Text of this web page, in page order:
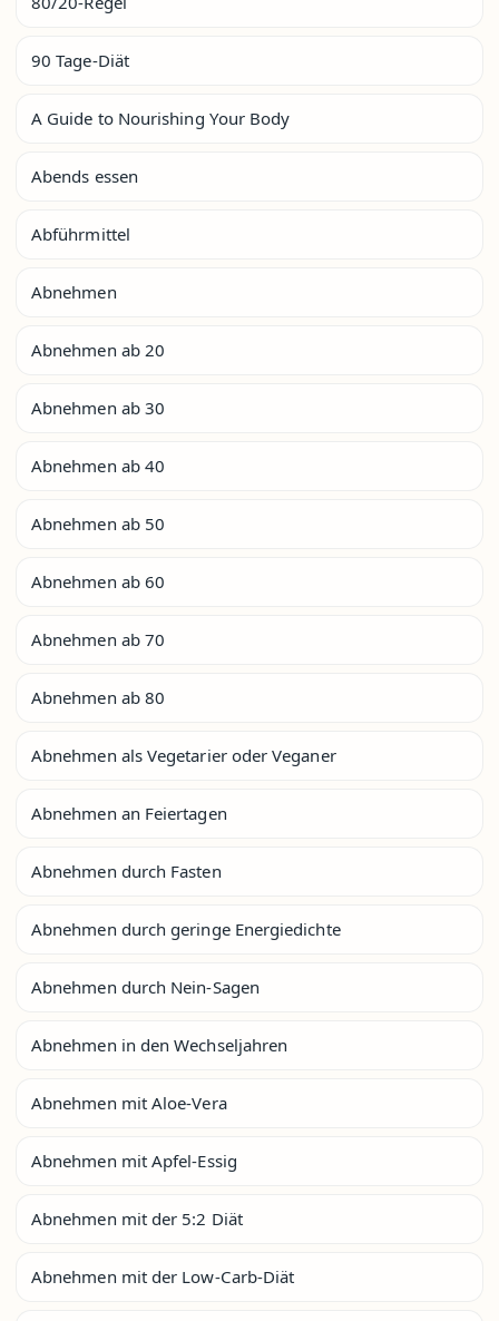
90 Tage-Diät
A Guide to Nourishing Your Body
Abends essen
Abführmittel
Abnehmen
Abnehmen ab 20
Abnehmen ab 30
Abnehmen ab 40
Abnehmen ab 50
Abnehmen ab 60
Abnehmen ab 70
Abnehmen ab 80
Abnehmen als Vegetarier oder Veganer
Abnehmen an Feiertagen
Abnehmen durch Fasten
Abnehmen durch geringe Energiedichte
Abnehmen durch Nein-Sagen
Abnehmen in den Wechseljahren
Abnehmen mit Aloe-Vera
Abnehmen mit Apfel-Essig
Abnehmen mit der 5:2 Diät
Abnehmen mit der Low-Carb-Diät